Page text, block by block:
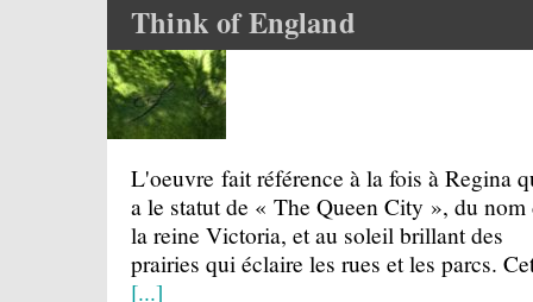
Think of England
L'oeuvre fait référence à la fois à Regina
a le statut de « The Queen City », du nom
la reine Victoria, et au soleil brillant des
prairies qui éclaire les rues et les parcs.
[...]